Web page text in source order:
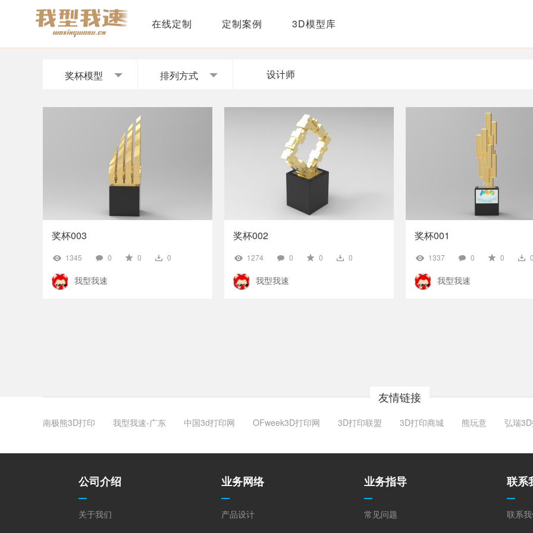
在线定制 定制案例 3D模型库
奖杯模型 排列方式 设计师
奖杯003
1345 0 0 0
我型我速
奖杯002
1274 0 0 0
我型我速
奖杯001
1337 0 0
我型我速
友情链接
南极熊3D打印 我型我速-广东 中国3d打印网 OFweek3D打印网 3D打印联盟 3D打印商城 熊玩意 弘瑞
公司介绍
关于我们
业务网络
产品设计
业务指导
常见问题
联系
联系